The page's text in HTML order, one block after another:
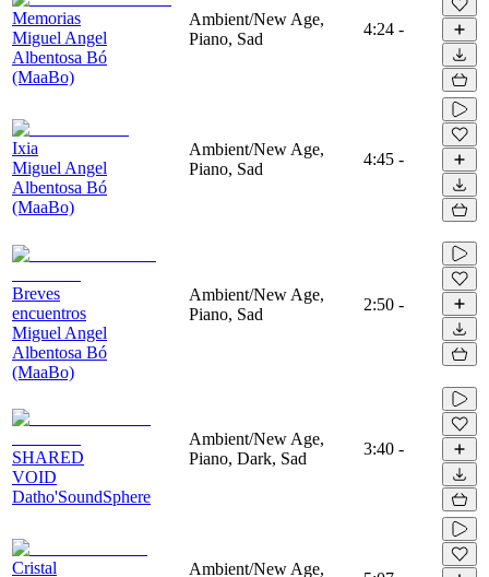
Memorias
Miguel Angel
Albentosa Bó
(MaaBo)
Ambient/New Age,
Piano, Sad
4:24 -
Ixia
Miguel Angel
Albentosa Bó
(MaaBo)
Ambient/New Age,
Piano, Sad
4:45 -
Breves
encuentros
Miguel Angel
Albentosa Bó
(MaaBo)
Ambient/New Age,
Piano, Sad
2:50 -
SHARED
VOID
Datho'SoundSphere
Ambient/New Age,
Piano, Dark, Sad
3:40 -
Cristal Ambient/New Age,